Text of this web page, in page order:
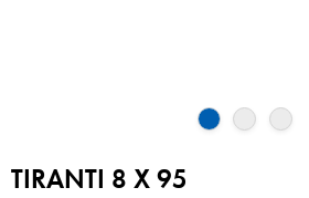
TIRANTI 8 X 95